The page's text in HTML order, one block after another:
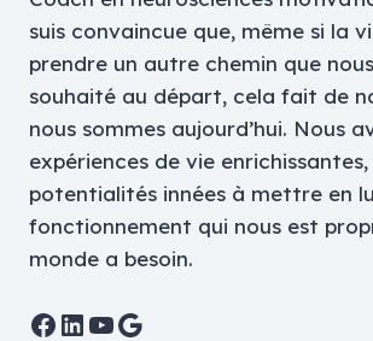
suis convaincue que, même si la
prendre un autre chemin que
souhaité au départ, cela fait de
nous sommes aujourd’hui. Nous
expériences de vie enrichissantes,
potentialités innées à mettre en
fonctionnement qui nous est
monde a besoin.
Facebook
LinkedIn
YouTube
Google